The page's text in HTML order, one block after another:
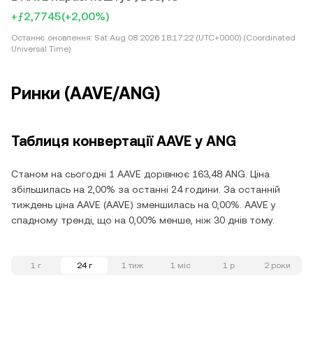
+ƒ2,7745(+2,00%)
Останнє оновлення: Sat Aug 08 2026 18:17:22 (UTC+0000) (Coordinated
Universal Time)
Ринки (AAVE/ANG)
Таблиця конвертації AAVE у ANG
Станом на сьогодні 1 AAVE дорівнює 163,48 ANG. Ціна
збільшилась на 2,00% за останні 24 години. За останній
тиждень ціна AAVE (AAVE) зменшилась на 0,00%. AAVE у
спадному тренді, що на 0,00% менше, ніж 30 днів тому.
1 г 24 г 1 тиж 1 міс 1 р 2 роки